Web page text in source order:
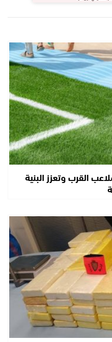
القرب وتعزز البنية